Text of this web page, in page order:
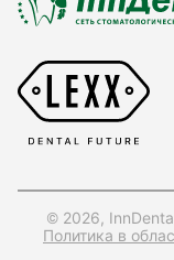
© 2026,
Политика в